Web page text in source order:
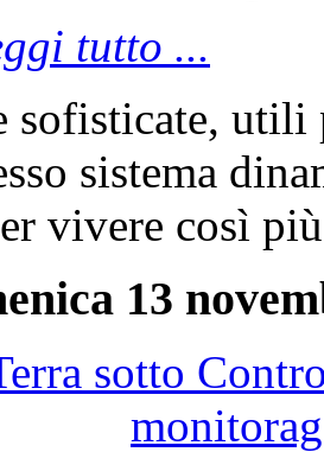
tutto ...
sofisticate, utili
sistema
vivere così
13
sotto